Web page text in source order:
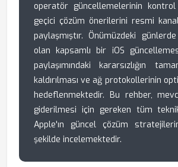
operatör güncellemelerinin
geçici çözüm önerilerini resmi
paylaşmıştır. Önümüzdeki
olan kapsamlı bir iOS
paylaşımındaki kararsızlığın
kaldırılması ve ağ protokollerinin
hedeflenmektedir. Bu rehber,
giderilmesi için gereken tüm
Apple'ın güncel çözüm
şekilde incelemektedir.